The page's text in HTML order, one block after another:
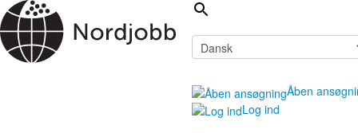
Åben
Log ind